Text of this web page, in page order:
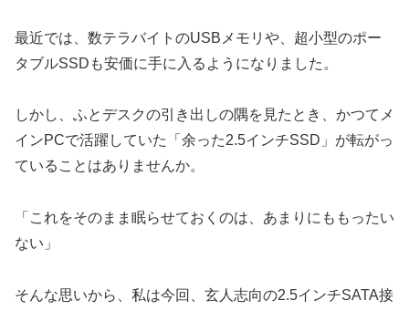
最近では、数テラバイトのUSBメモリや、超小型のポー
タブルSSDも安価に手に入るようになりました。
しかし、ふとデスクの引き出しの隅を見たとき、かつてメ
インPCで活躍していた「余った2.5インチSSD」が転がっ
ていることはありませんか。
「これをそのまま眠らせておくのは、あまりにももったい
ない」
そんな思いから、私は今回、玄人志向の2.5インチSATA接